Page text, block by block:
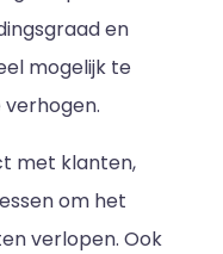
en
mogelijk te
met klanten,
om het
verlopen. Ook